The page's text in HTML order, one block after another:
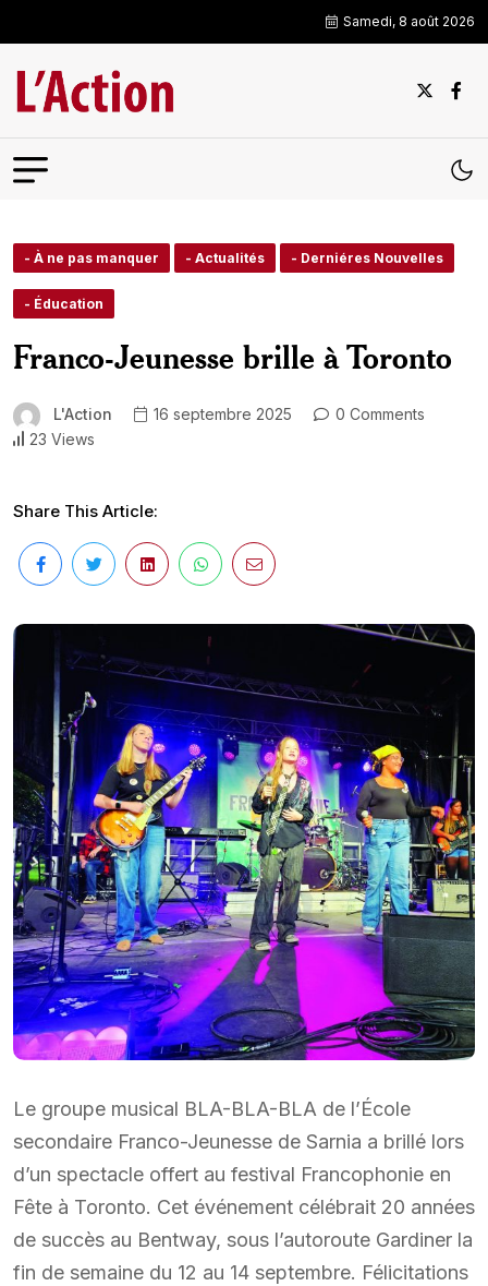
Samedi, 8 août 2026
- À ne pas manquer - Actualités - Derniéres Nouvelles
- Éducation
Franco-Jeunesse brille à Toronto
L'Action 16 septembre 2025
0 Comments
23 Views
Share This Article:
Le groupe musical BLA-BLA-BLA de l’École
secondaire Franco-Jeunesse de Sarnia a brillé lors
d’un spectacle offert au festival Francophonie en
Fête à Toronto. Cet événement célébrait 20 années
de succès au Bentway, sous l’autoroute Gardiner la
fin de semaine du 12 au 14 septembre. Félicitations